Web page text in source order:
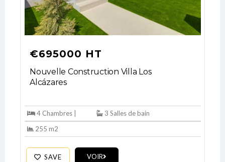
€695000 HT
Nouvelle Construction Villa Los
Alcázares
4 Chambres |
3 Salles de bain
255 m2
SAVE VOIR
Don't have an account?Sign Up
Username
Password
LOGIN
No apps configured. Please contact
your administrator.
Lost your password?